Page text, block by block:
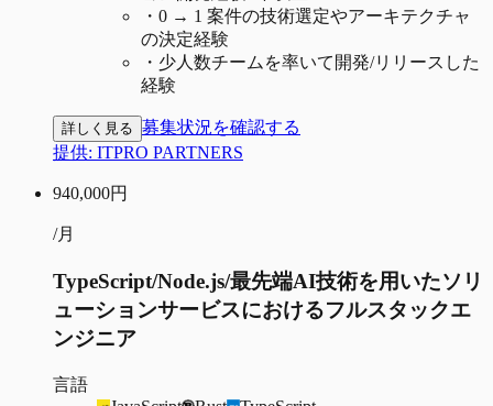
・ 0 → 1 案件の技術選定やアーキテクチャ
の決定経験
・ 少人数チームを率いて開発/リリースした
経験
詳しく見る 募集状況を確認する
提供: ITPRO PARTNERS
940,000円
/月
TypeScript/Node.js/最先端AI技術を用いたソリ
ューションサービスにおけるフルスタックエ
ンジニア
言語